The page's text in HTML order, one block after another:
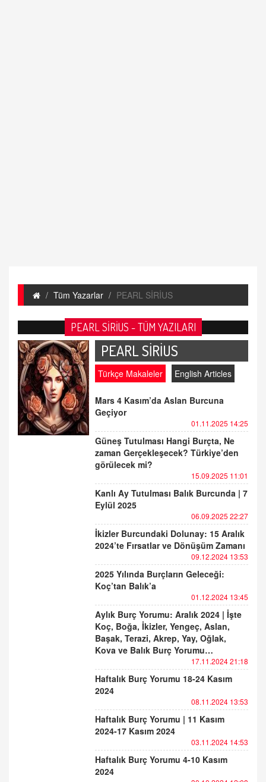
Tüm Yazarlar PEARL SİRİUS
PEARL SİRİUS - TÜM YAZILARI
PEARL SİRİUS
Türkçe Makaleler English Articles
Mars 4 Kasım’da Aslan Burcuna
Geçiyor
01.11.2025 14:25
Güneş Tutulması Hangi Burçta, Ne
zaman Gerçekleşecek? Türkiye’den
görülecek mi?
15.09.2025 11:01
Kanlı Ay Tutulması Balık Burcunda | 7
Eylül 2025
06.09.2025 22:27
İkizler Burcundaki Dolunay: 15 Aralık
2024’te Fırsatlar ve Dönüşüm Zamanı
09.12.2024 13:53
2025 Yılında Burçların Geleceği:
Koç’tan Balık’a
01.12.2024 13:45
Aylık Burç Yorumu: Aralık 2024 | İşte
Koç, Boğa, İkizler, Yengeç, Aslan,
Başak, Terazi, Akrep, Yay, Oğlak,
Kova ve Balık Burç Yorumu…
17.11.2024 21:18
Haftalık Burç Yorumu 18-24 Kasım
2024
08.11.2024 13:53
Haftalık Burç Yorumu | 11 Kasım
2024-17 Kasım 2024
03.11.2024 14:53
Haftalık Burç Yorumu 4-10 Kasım
2024